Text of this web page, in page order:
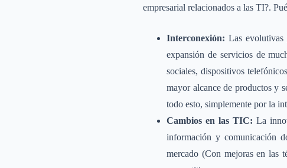
empresarial relacionados a las TI?.
Interconexión:Las evolutivas
expansión de servicios de
sociales, dispositivos
mayor alcance de productos y
todo esto, simplemente por la
Cambios en las TIC: La
información y comunicación
mercado (Con mejoras en las